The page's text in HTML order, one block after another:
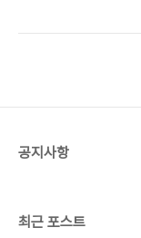
공지사항
최근 포스트